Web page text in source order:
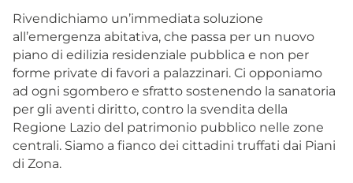
Rivendichiamo un’immediata soluzione
all’emergenza abitativa, che passa per un nuovo
piano di edilizia residenziale pubblica e non per
forme private di favori a palazzinari. Ci opponiamo
ad ogni sgombero e sfratto sostenendo la sanatoria
per gli aventi diritto, contro la svendita della
Regione Lazio del patrimonio pubblico nelle zone
centrali. Siamo a fianco dei cittadini truffati dai Piani
di Zona.